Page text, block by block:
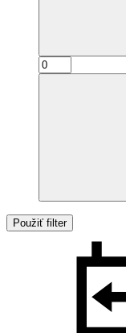
Použiť filter